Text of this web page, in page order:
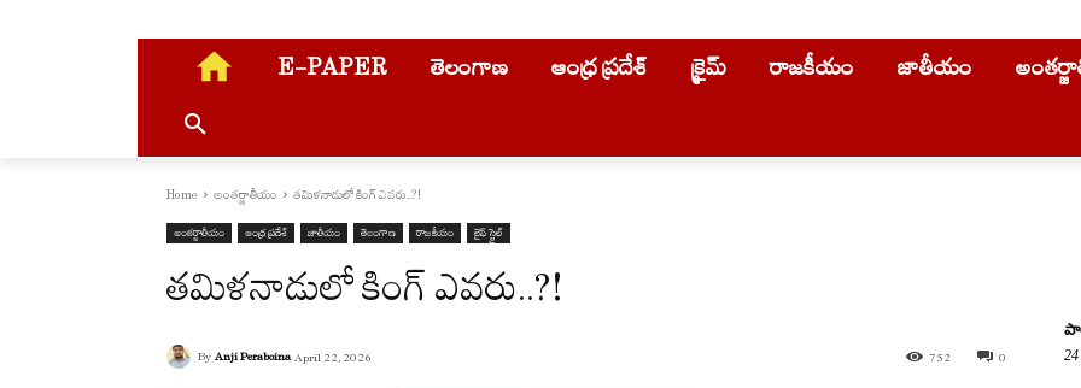
E-PAPER తెలంగాణ ఆంధ్ర ప్రదేశ్ క్రైమ్ రాజకీయం జాతీయం
Home అంతర్జాతీయం తమిళనాడులో కింగ్ ఎవరు..?!
అంతర్జాతీయం ఆంధ్ర ప్రదేశ్ జాతీయం తెలంగాణ రాజకీయం లైఫ్ స్టైల్
తమిళనాడులో కింగ్ ఎవరు..?!
By Anji Peraboina April 22, 2026 0
752 24